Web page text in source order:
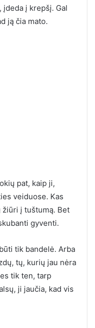
įdeda į krepšį. Gal
ją čia mato.
pat, kaip ji,
veiduose. Kas
į tuštumą. Bet
gyventi.
tik bandelė. Arba
tų, kurių jau nėra
tik ten, tarp
ji jaučia, kad vis